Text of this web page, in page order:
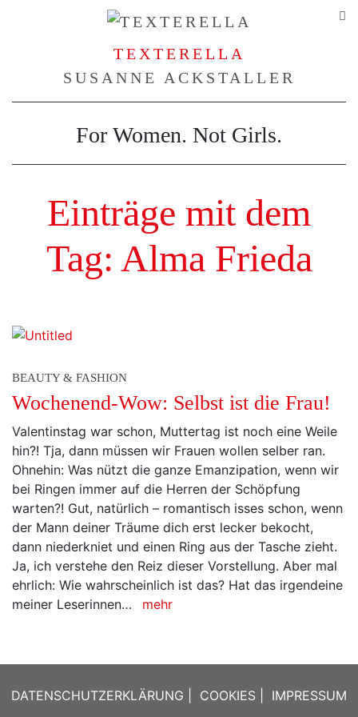
TEXTERELLA
SUSANNE ACKSTALLER
For Women. Not Girls.
Einträge mit dem
Tag: Alma Frieda
BEAUTY & FASHION
Wochenend-Wow: Selbst ist die Frau!
Valentinstag war schon, Muttertag ist noch eine Weile
hin?! Tja, dann müssen wir Frauen wollen selber ran.
Ohnehin: Was nützt die ganze Emanzipation, wenn wir
bei Ringen immer auf die Herren der Schöpfung
warten?! Gut, natürlich – romantisch isses schon, wenn
der Mann deiner Träume dich erst lecker bekocht,
dann niederkniet und einen Ring aus der Tasche zieht.
Ja, ich verstehe den Reiz dieser Vorstellung. Aber mal
ehrlich: Wie wahrscheinlich ist das? Hat das irgendeine
meiner Leserinnen…
mehr
DATENSCHUTZERKLÄRUNG COOKIES IMPRESSUM